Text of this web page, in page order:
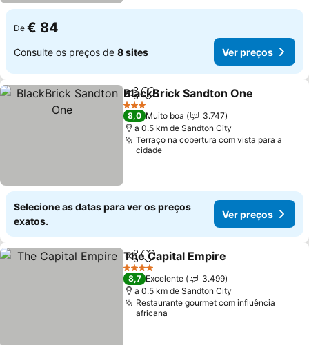
De € 84
Consulte os preços de 8 sites Ver preços
PartilharAdicionar aos favoritos
BlackBrick Sandton One
3 Estrelas
8,0 Muito boa
3.747
a 0.5 km de Sandton City
Terraço na cobertura com vista para a
cidade
Selecione as datas para ver os preços
exatos.
Ver preços
PartilharAdicionar aos favoritos
The Capital Empire
4 Estrelas
8,7 Excelente
3.499
a 0.5 km de Sandton City
Restaurante gourmet com influência
africana